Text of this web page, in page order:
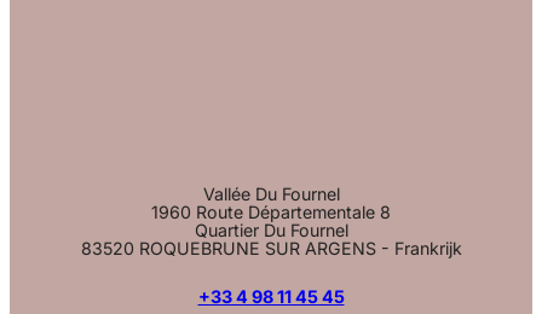
Vallée Du Fournel
1960 Route Départementale 8
Quartier Du Fournel
83520 ROQUEBRUNE SUR ARGENS - Frankrijk
+33 4 98 11 45 45